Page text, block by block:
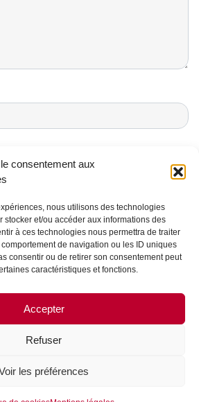
consentement aux
nous utilisons des technologies
stocker et/ou accéder aux informations des
à ces technologies nous permettra de traiter
de navigation ou les ID uniques
consentir ou de retirer son consentement peut
caractéristiques et fonctions.
Accepter
Refuser
les préférences